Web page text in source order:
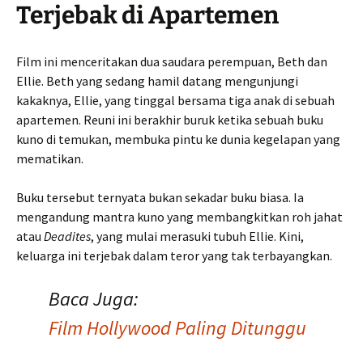
Terjebak di Apartemen
Film ini menceritakan dua saudara perempuan, Beth dan
Ellie. Beth yang sedang hamil datang mengunjungi
kakaknya, Ellie, yang tinggal bersama tiga anak di sebuah
apartemen. Reuni ini berakhir buruk ketika sebuah buku
kuno di temukan, membuka pintu ke dunia kegelapan yang
mematikan.
Buku tersebut ternyata bukan sekadar buku biasa. Ia
mengandung mantra kuno yang membangkitkan roh jahat
atau Deadites, yang mulai merasuki tubuh Ellie. Kini,
keluarga ini terjebak dalam teror yang tak terbayangkan.
Baca Juga:
Film Hollywood Paling Ditunggu